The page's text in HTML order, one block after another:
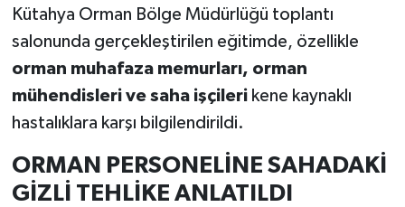
Kütahya Orman Bölge Müdürlüğü toplantı
salonunda gerçekleştirilen eğitimde, özellikle
orman muhafaza memurları, orman
mühendisleri ve saha işçilerikene kaynaklı
hastalıklara karşı bilgilendirildi.
ORMAN PERSONELİNE SAHADAKİ
GİZLİ TEHLİKE ANLATILDI
Vefat Haberleri